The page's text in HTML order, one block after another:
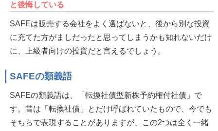
と後悔している
SAFEは販売する会社をよく選ばないと、後から別な投資
に充てた方がましだったと思ってしまうかも知れないだけ
に、上級者向けの投資だと言えるでしょう。
SAFEの類義語
SAFEの類義語は、「転換社債型新株予約権付社債」で
す。昔は「転換社債」とだけ呼ばれていたもので、今でも
そちらで表現することがありますが、この2つは全く一緒